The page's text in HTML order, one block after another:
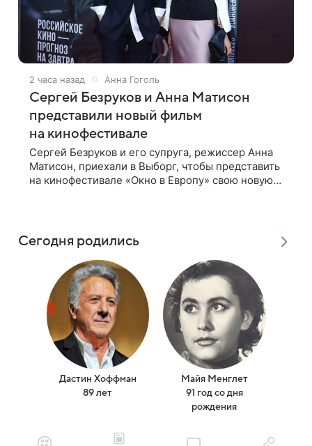
2 часа назад Анна Гоголь
Сергей Безруков и Анна Матисон
представили новый фильм
на кинофестивале
Сергей Безруков и его супруга, режиссер Анна
Матисон, приехали в Выборг, чтобы представить
на кинофестивале «Окно в Европу» свою новую
Сегодня родились
Дастин Хоффман
89 лет
Майя Менглет
91 год со дня
рождения